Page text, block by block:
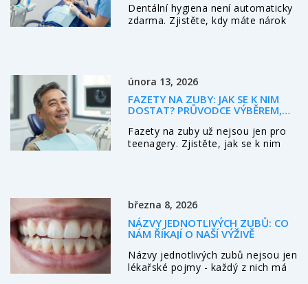
ČESKÉ REPUBLICE
Dentální hygiena není automaticky
zdarma. Zjistěte, kdy máte nárok
2026.
února 13, 2026
FAZETY NA ZUBY: JAK SE K NIM
DOSTAT? PRŮVODCE VÝBĚREM,
Fazety na zuby už nejsou jen pro
teenagery. Zjistěte, jak se k nim
března 8, 2026
NÁZVY JEDNOTLIVÝCH ZUBŮ: CO
NÁM ŘÍKAJÍ O NAŠÍ VÝŽIVĚ
Názvy jednotlivých zubů nejsou jen
lékařské pojmy - každý z nich má